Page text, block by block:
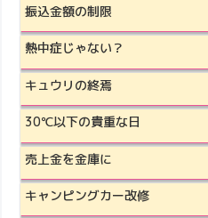
振込金額の制限
熱中症じゃない？
キュウリの終焉
30℃以下の貴重な日
売上金を金庫に
キャンピングカー改修